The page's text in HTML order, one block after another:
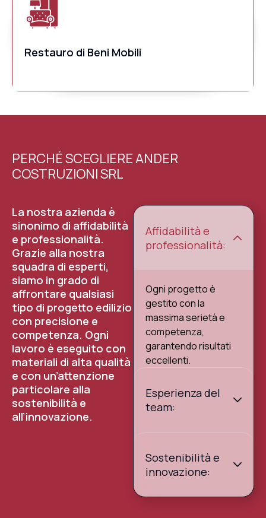
Restauro di Beni Mobili
PERCHÉ SCEGLIERE ANDER
COSTRUZIONI SRL
La nostra azienda è
sinonimo di affidabilità
e professionalità.
Grazie alla nostra
squadra di esperti,
siamo in grado di
affrontare qualsiasi
tipo di progetto edilizio
con precisione e
competenza. Ogni
lavoro è eseguito con
materiali di alta qualità
e con un’attenzione
particolare alla
sostenibilità e
all’innovazione.
Affidabilità e
professionalità:
Ogni progetto è
gestito con la
massima serietà e
competenza,
garantendo risultati
eccellenti.
Esperienza del
team:
Sostenibilità e
innovazione: